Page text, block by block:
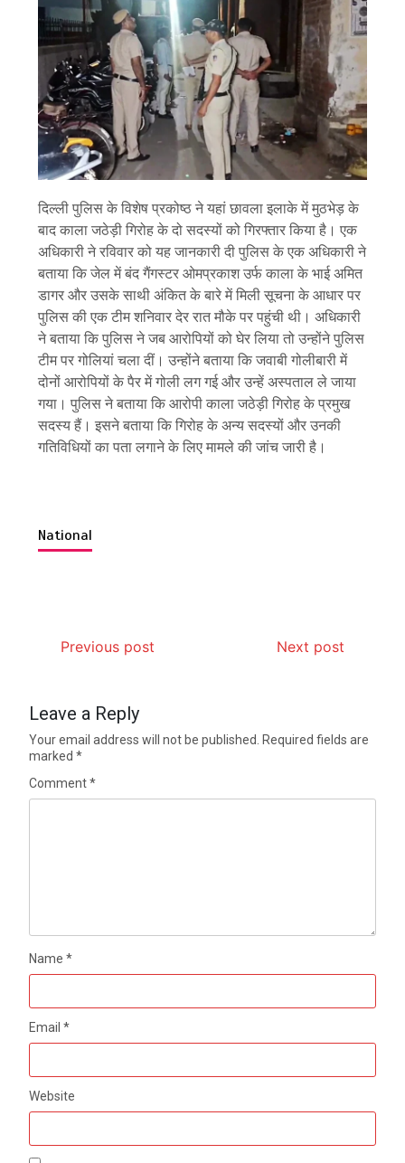
दिल्ली पुलिस के विशेष प्रकोष्ठ ने यहां छावला इलाके में मुठभेड़ के
बाद काला जठेड़ी गिरोह के दो सदस्यों को गिरफ्तार किया है। एक
अधिकारी ने रविवार को यह जानकारी दी पुलिस के एक अधिकारी ने
बताया कि जेल में बंद गैंगस्टर ओमप्रकाश उर्फ ​​काला के भाई अमित
डागर और उसके साथी अंकित के बारे में मिली सूचना के आधार पर
पुलिस की एक टीम शनिवार देर रात मौके पर पहुंची थी। अधिकारी
ने बताया कि पुलिस ने जब आरोपियों को घेर लिया तो उन्होंने पुलिस
टीम पर गोलियां चला दीं। उन्होंने बताया कि जवाबी गोलीबारी में
दोनों आरोपियों के पैर में गोली लग गई और उन्हें अस्पताल ले जाया
गया। पुलिस ने बताया कि आरोपी काला जठेड़ी गिरोह के प्रमुख
सदस्य हैं। इसने बताया कि गिरोह के अन्य सदस्यों और उनकी
गतिविधियों का पता लगाने के लिए मामले की जांच जारी है।
National
Previous post Next post
Leave a Reply
Your email address will not be published.
Required fields are
marked*
Comment*
Name*
Email*
Website